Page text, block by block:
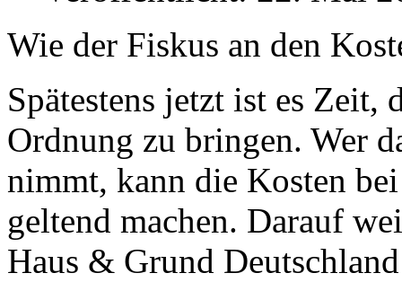
Wie der Fiskus an den
Spätestens jetzt ist es Zeit,
Ordnung zu bringen. Wer
nimmt, kann die Kosten
geltend machen. Darauf
Haus & Grund